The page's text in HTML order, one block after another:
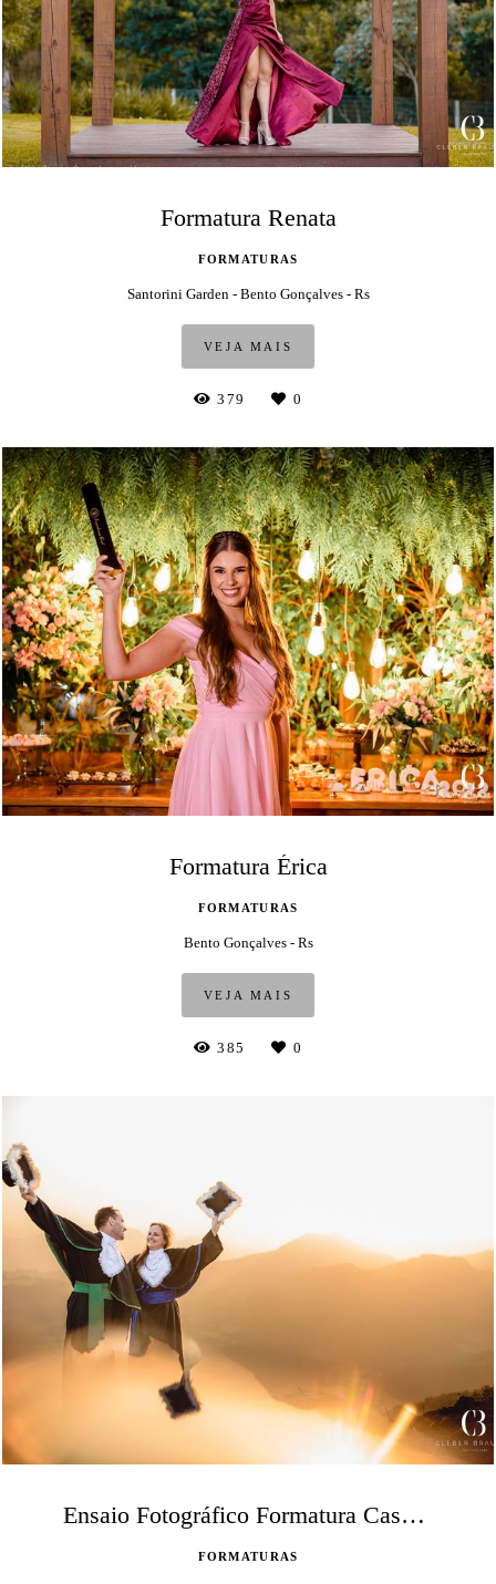
Formatura Renata
FORMATURAS
Santorini Garden - Bento Gonçalves - Rs
VEJA MAIS
379 0
Formatura Érica
FORMATURAS
Bento Gonçalves - Rs
VEJA MAIS
385 0
Ensaio Fotográfico Formatura Casal Juliana e Otávio
FORMATURAS